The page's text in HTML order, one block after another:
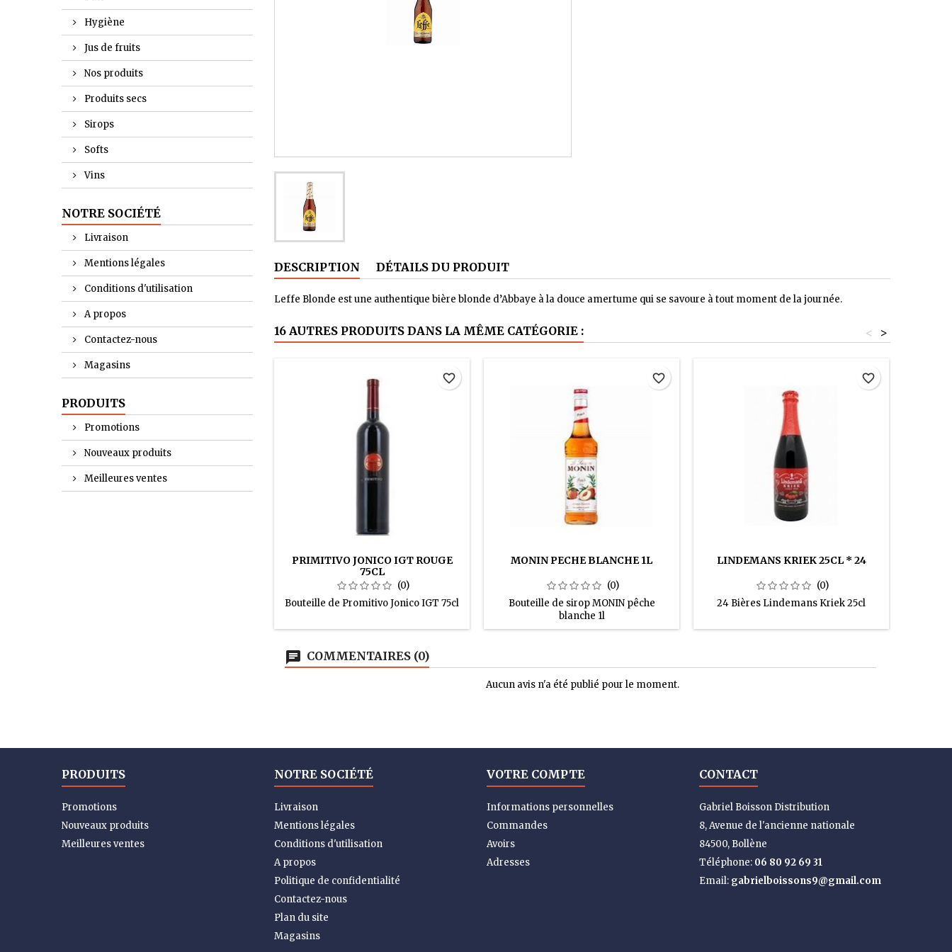
Hygiène
Jus de fruits
Nos produits
Produits secs
Sirops
Softs
Vins
NOTRE SOCIÉTÉ
Livraison
Mentions légales
Conditions d'utilisation
A propos
Contactez-nous
Magasins
PRODUITS
Promotions
Nouveaux produits
Meilleures ventes
DESCRIPTION DÉTAILS DU PRODUIT
Leffe Blonde est une authentique bière blonde d’Abbaye à la douce amertume qui se savoure à tout moment de la journée.
16 AUTRES PRODUITS DANS LA MÊME CATÉGORIE : >
<
PRIMITIVO JONICO IGT ROUGE
75CL
(0)
Bouteille de Promitivo Jonico IGT 75cl
favorite_border
MONIN PECHE BLANCHE 1L
(0)
Bouteille de sirop MONIN pêche
blanche 1l
favorite_border
LINDEMANS KRIEK 25CL * 24
(0)
24 Bières Lindemans Kriek 25cl
favorite_border
COMMENTAIRES (0)
Aucun avis n'a été publié pour le moment.
PRODUITS
Promotions
Nouveaux produits
Meilleures ventes
NOTRE SOCIÉTÉ
Livraison
Mentions légales
Conditions d'utilisation
A propos
Politique de confidentialité
Contactez-nous
Plan du site
Magasins
VOTRE COMPTE
Informations personnelles
Commandes
Avoirs
Adresses
CONTACT
Gabriel Boisson Distribution
8, Avenue de l'ancienne nationale
84500, Bollène
Téléphone: 06 80 92 69 31
Email: gabrielboissons9@gmail.com